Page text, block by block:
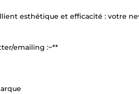
esthétique et efficacité : votre
emailing :~**